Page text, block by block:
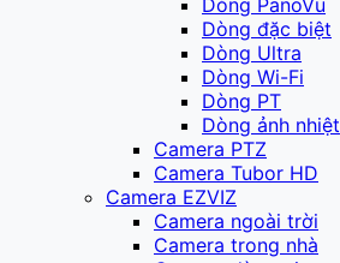
Dòng đặc biệt
Dòng Ultra
Dòng Wi-Fi
Dòng PT
Dòng ảnh nhiệt
Camera PTZ
Camera Tubor HD
Camera EZVIZ
Camera ngoài trời
Camera trong nhà